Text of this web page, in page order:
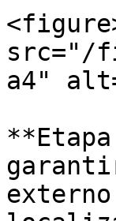
src="/
a4"